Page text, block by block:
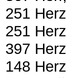
251
251
397
148